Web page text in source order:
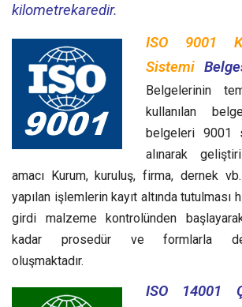
kilometrekaredir.
ISO 9001
Sistemi
Belgelerinin
kullanılan
belgeleri 9001
alınarak
amacı Kurum, kuruluş, firma, dernek
yapılan işlemlerin kayıt altında tutulması
girdi malzeme kontrolünden
kadar prosedür ve formlarla
oluşmaktadır.
ISO 14001